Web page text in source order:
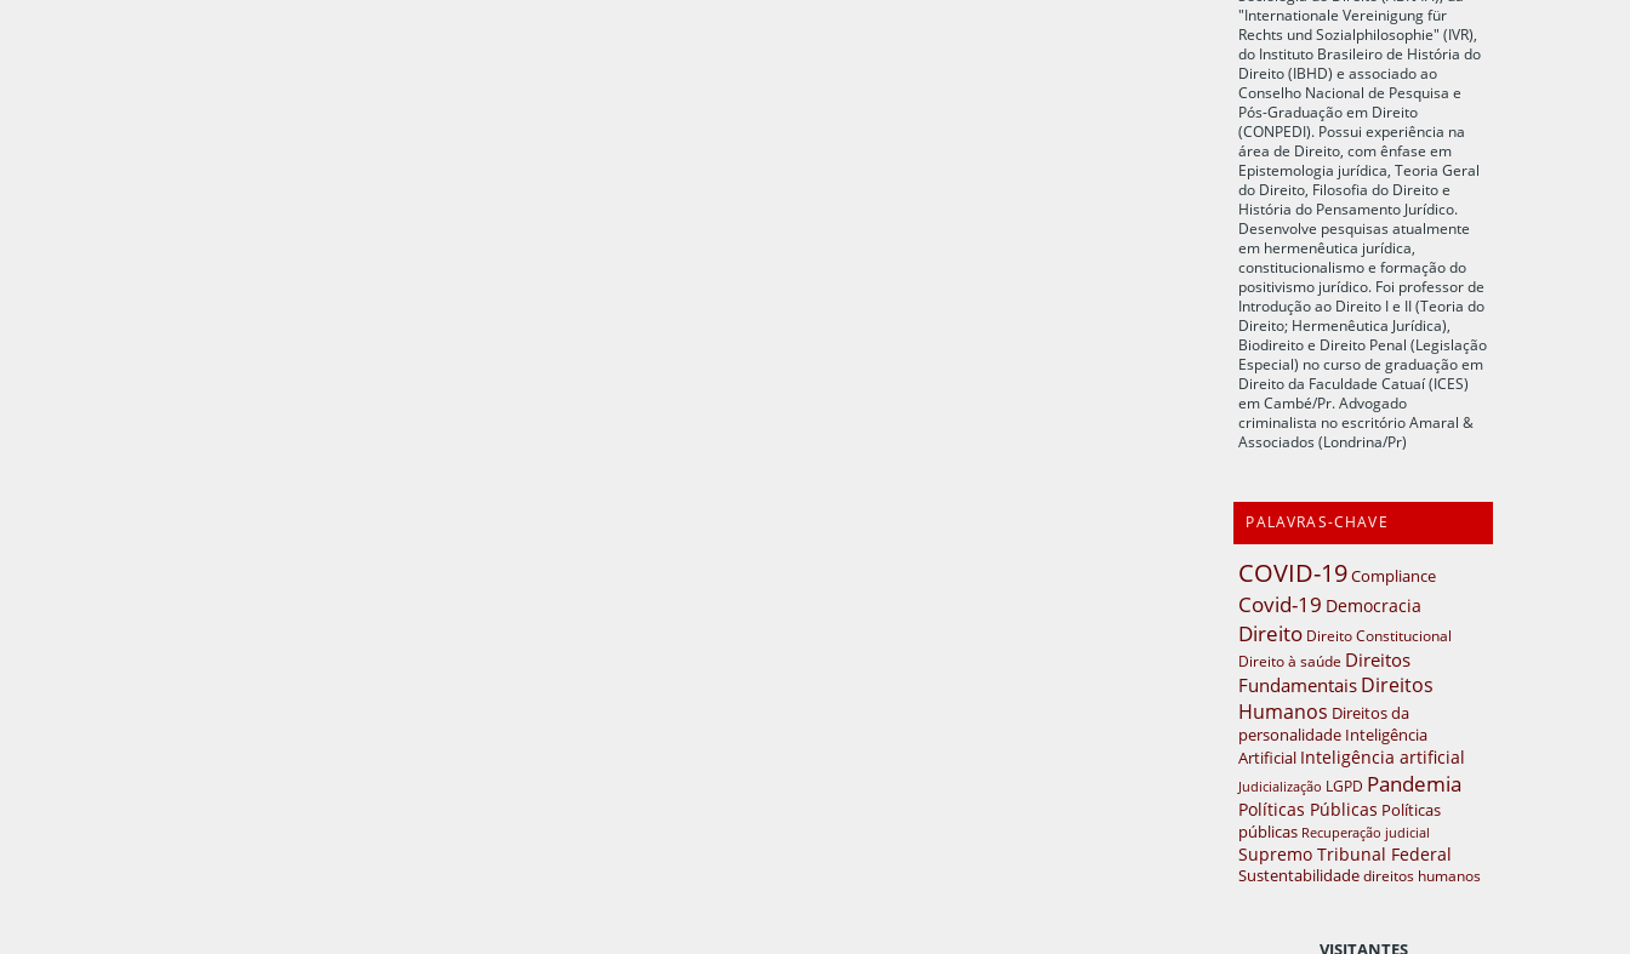
"Internationale Vereinigung für
Rechts und Sozialphilosophie" (IVR),
do Instituto Brasileiro de História do
Direito (IBHD) e associado ao
Conselho Nacional de Pesquisa e
Pós-Graduação em Direito
(CONPEDI). Possui experiência na
área de Direito, com ênfase em
Epistemologia jurídica, Teoria Geral
do Direito, Filosofia do Direito e
História do Pensamento Jurídico.
Desenvolve pesquisas atualmente
em hermenêutica jurídica,
constitucionalismo e formação do
positivismo jurídico. Foi professor de
Introdução ao Direito I e II (Teoria do
Direito; Hermenêutica Jurídica),
Biodireito e Direito Penal (Legislação
Especial) no curso de graduação em
Direito da Faculdade Catuaí (ICES)
em Cambé/Pr. Advogado
criminalista no escritório Amaral &
Associados (Londrina/Pr)
PALAVRAS-CHAVE
COVID-19Compliance
Covid-19 Democracia
Direito Direito Constitucional
Direito à saúde Direitos
Fundamentais Direitos
Humanos Direitos da
personalidade Inteligência
Artificial Inteligência artificial
Judicialização LGPD Pandemia
Políticas Públicas Políticas
públicas Recuperação judicial
Supremo Tribunal Federal
Sustentabilidade direitos humanos
VISITANTES